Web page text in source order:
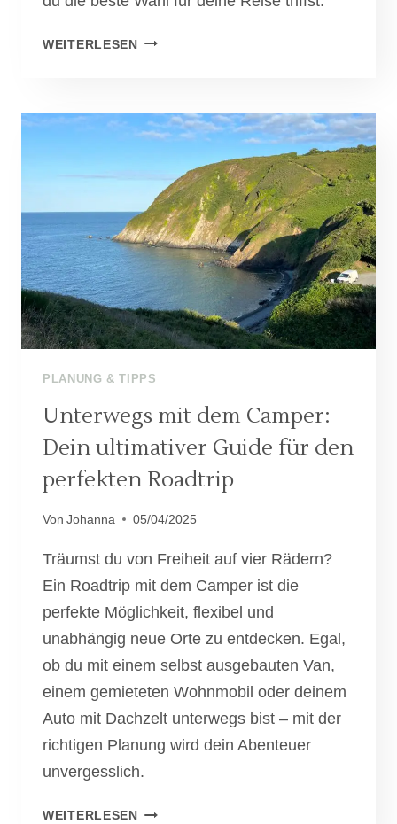
WEITERLESENREISEVERSICHERUNGEN:
SIND
WELCHE
WIRKLICH
BRAUCHST
PLANUNG & TIPPS
Unterwegs mit dem Camper:
Dein ultimativer Guide für den
perfekten Roadtrip
Von Johanna 05/04/2025
Träumst du von Freiheit auf vier Rädern?
Ein Roadtrip mit dem Camper ist die
perfekte Möglichkeit, flexibel und
unabhängig neue Orte zu entdecken. Egal,
ob du mit einem selbst ausgebauten Van,
einem gemieteten Wohnmobil oder deinem
Auto mit Dachzelt unterwegs bist – mit der
richtigen Planung wird dein Abenteuer
unvergesslich.
WEITERLESENUNTERWEGS